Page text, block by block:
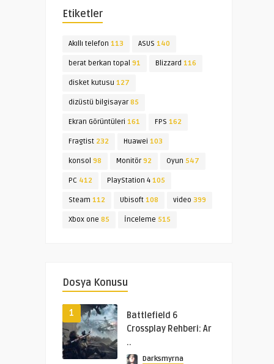
Etiketler
Akıllı telefon 113 ASUS 140
berat berkan topal 91 Blizzard 116
disket kutusu 127
dizüstü bilgisayar85
Ekran Görüntüleri 161 FPS 162
Fragtist 232 Huawei 103
konsol 98 Monitör92 Oyun 547
PC 412 PlayStation 4 105
Steam 112 Ubisoft 108 video 399
Xbox one 85 İnceleme 515
Dosya Konusu
1
Battlefield 6
Crossplay Rehberi: Ar
..
Darksmyrna